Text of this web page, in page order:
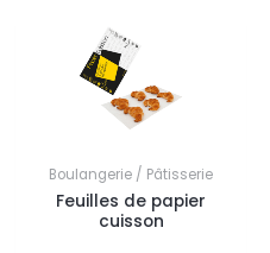
Boulangerie / Pâtisserie
Feuilles de papier
cuisson